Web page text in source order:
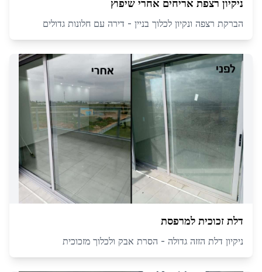
ניקיון רצפת אריחים אחרי שיפוץ
הברקת רצפה ונקיון לכלוך בניין - דירה עם חלונות גדולים
דלת זכוכית למרפסת
ניקיון דלת הזזה גדולה - הסרת אבק ולכלוך מזכוכית